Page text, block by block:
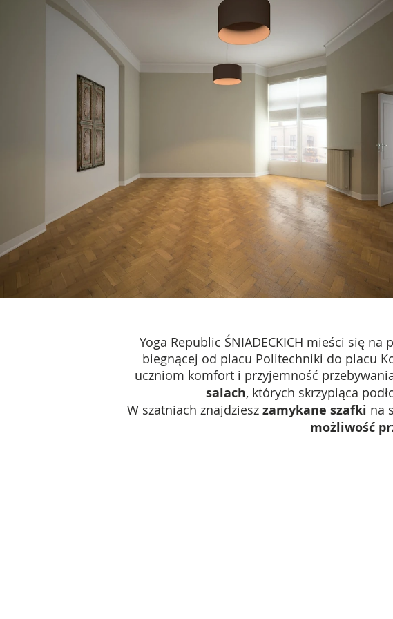
Yoga Republic ŚNIADECKICH mieści się
biegnącej od placu Politechniki do placu
uczniom komfort i przyjemność
salach, których skrzypiąca
W szatniach znajdziesz zamykane szafki na
możliwość